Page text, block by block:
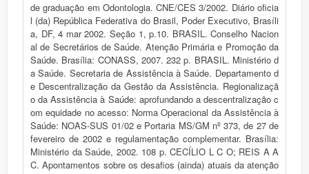
de graduação em Odontologia. CNE/CES 3/2002. Diário oficia
l (da) República Federativa do Brasil, Poder Executivo, Brasíli
a, DF, 4 mar 2002. Seção 1, p.10. BRASIL. Conselho Nacion
al de Secretários de Saúde. Atenção Primária e Promoção da
Saúde. Brasília: CONASS, 2007. 232 p. BRASIL. Ministério d
a Saúde. Secretaria de Assistência à Saúde. Departamento d
e Descentralização da Gestão da Assistência. Regionalizaçã
o da Assistência à Saúde: aprofundando a descentralização c
om equidade no acesso: Norma Operacional da Assistência à
Saúde: NOAS-SUS 01/02 e Portaria MS/GM nº 373, de 27 de
fevereiro de 2002 e regulamentação complementar. Brasília:
Ministério da Saúde, 2002. 108 p. CECÍLIO L C O; REIS A A
C. Apontamentos sobre os desafios (ainda) atuais da atenção